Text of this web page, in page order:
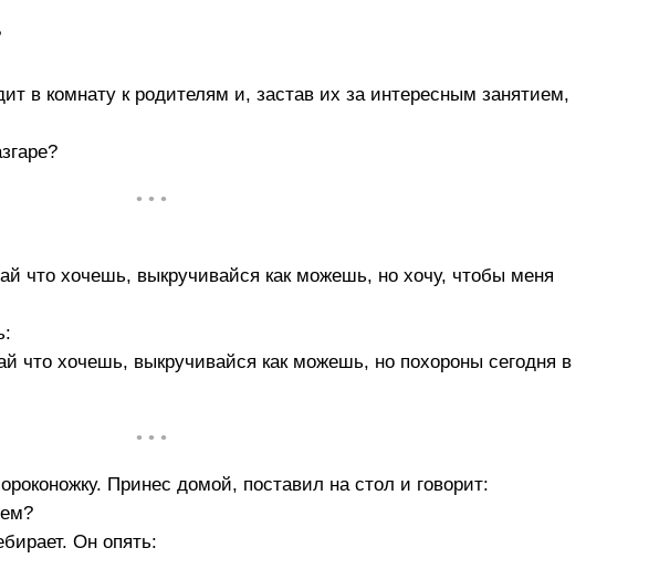
в комнату к родителям и, застав их за интересным занятием,
• • •
что хочешь, выкручивайся как можешь, но хочу, чтобы меня
что хочешь, выкручивайся как можешь, но похороны сегодня в
• • •
Принес домой, поставил на стол и говорит:
Он опять: